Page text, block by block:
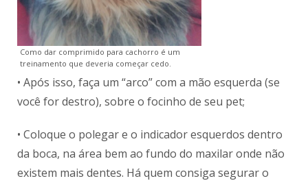
Como dar comprimido para cachorro é um
treinamento que deveria começar cedo.
• Após isso, faça um “arco” com a mão esquerda (se
você for destro), sobre o focinho de seu pet;
• Coloque o polegar e o indicador esquerdos dentro
da boca, na área bem ao fundo do maxilar onde não
existem mais dentes. Há quem consiga segurar o